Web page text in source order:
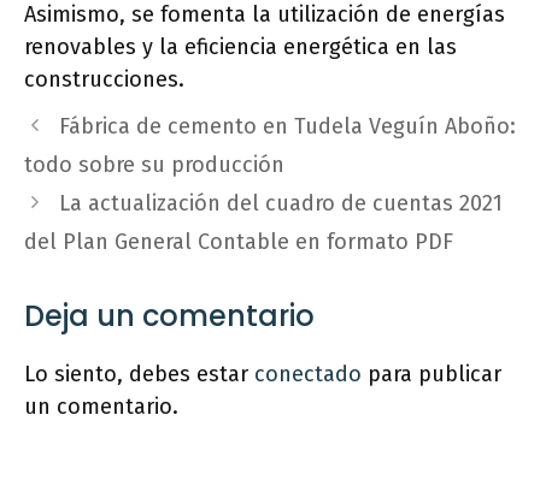
Asimismo, se fomenta la utilización de energías
renovables y la eficiencia energética en las
construcciones.
Fábrica de cemento en Tudela Veguín Aboño:
todo sobre su producción
La actualización del cuadro de cuentas 2021
del Plan General Contable en formato PDF
Deja un comentario
Lo siento, debes estar conectado para publicar
un comentario.